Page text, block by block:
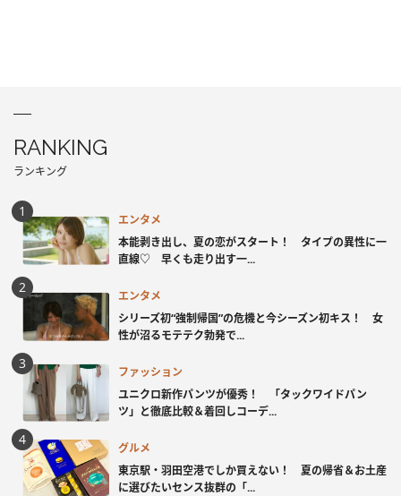
RANKING
ランキング
エンタメ
本能剥き出し、夏の恋がスタート！ タイプの異性に一
直線♡ 早くも走り出す一...
エンタメ
シリーズ初“強制帰国”の危機と今シーズン初キス！ 女
性が沼るモテテク勃発で...
ファッション
ユニクロ新作パンツが優秀！ 「タックワイドパン
ツ」と徹底比較＆着回しコーデ...
グルメ
東京駅・羽田空港でしか買えない！ 夏の帰省＆お土産
に選びたいセンス抜群の「...